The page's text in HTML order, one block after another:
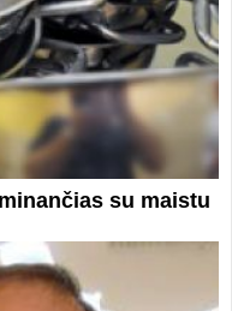
su maistu